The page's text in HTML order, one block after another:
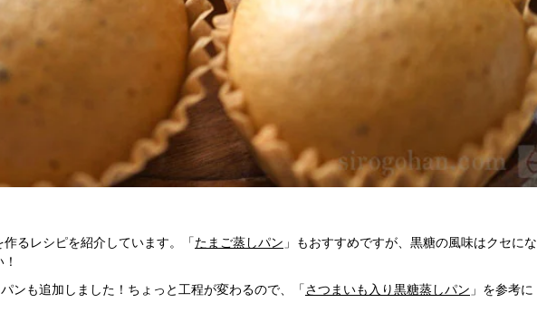
るレシピを紹介しています。「たまご蒸しパン 」もおすすめですが、黒糖の風味はクセにな
ンも追加しました！ちょっと工程が変わるので、「さつまいも入り黒糖蒸しパン 」を参考に